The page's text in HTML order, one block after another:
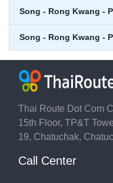
Song - Rong Kwang -
Song - Rong Kwang -
Thai Route Dot Com
15th Floor, TP&T
19, Chatuchak,
Call Center